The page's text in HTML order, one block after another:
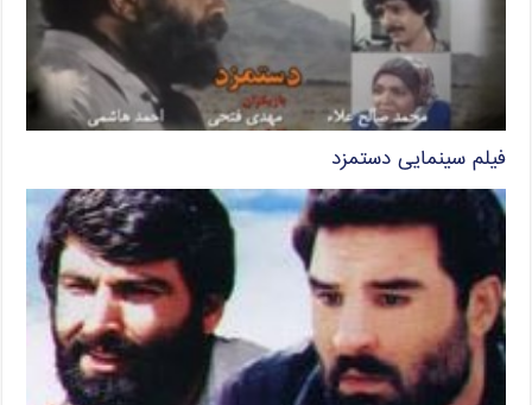
فیلم سینمایی دستمزد